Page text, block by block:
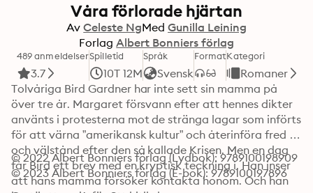
Våra förlorade hjärtan
Av Celeste NgMed Gunilla Leining
Forlag Albert Bonniers förlag
489 anmeldelser
3.7
Spilletid
10T 12M
Språk
Svensk
FormatKategori
Romaner
Tolvåriga Bird Gardner har inte sett sin mamma på
över tre år. Margaret försvann efter att hennes dikter
använts i protesterna mot de stränga lagar som införts
för att värna ”amerikansk kultur” och återinföra fred
och välstånd efter den så kallade Krisen. Men en dag
får Bird ett brev med en kryptisk teckning i. Han inser
att hans mamma försöker kontakta honom. Och han
© 2022 Albert Bonniers förlag (Lydbok): 9789100198909
© 2023 Albert Bonniers förlag (E-bok): 9789100197896